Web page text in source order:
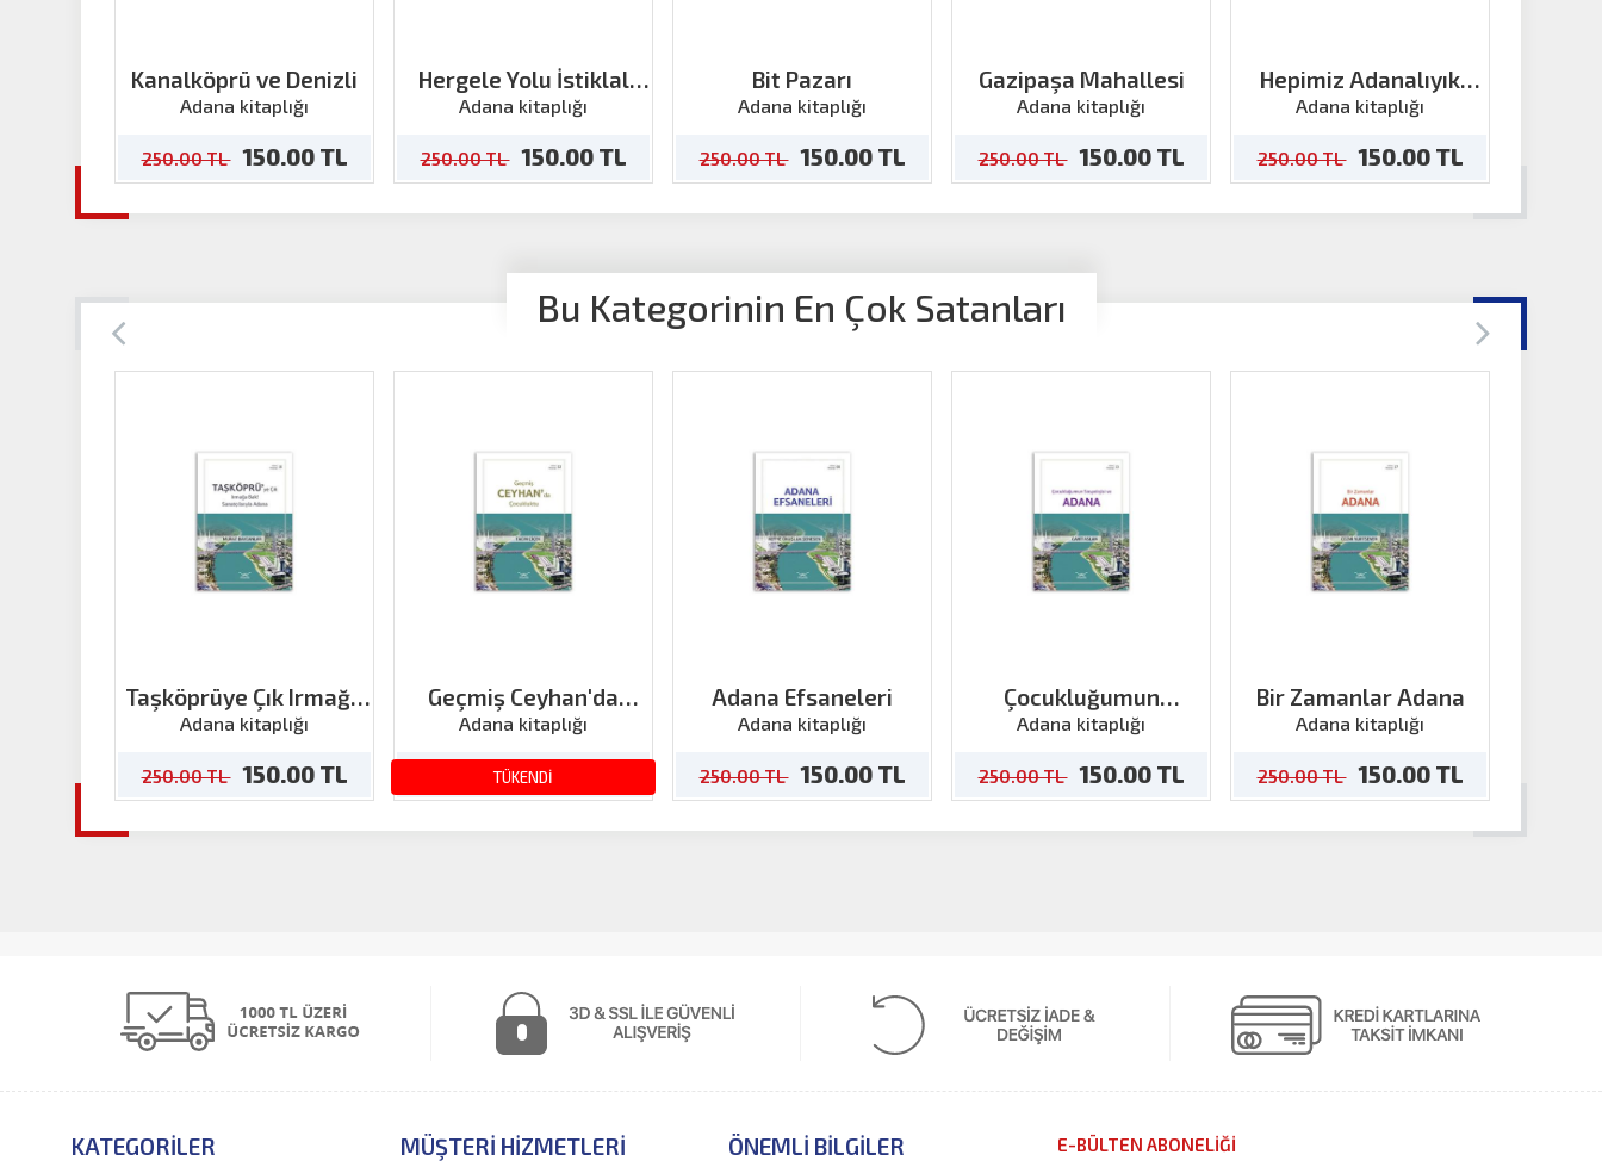
Kanalköprü ve Denizli
Adana kitaplığı
250.00 TL 150.00 TL
Hergele Yolu İstiklal
Mahallesi'nden Tozu
Adana kitaplığı
250.00 TL 150.00 TL
Bit Pazarı
Adana kitaplığı
250.00 TL 150.00 TL
Gazipaşa Mahallesi
Adana kitaplığı
250.00 TL 150.00 TL
Hepimiz Adanalıyık
Taman-Reşatbey
Adana kitaplığı
250.00 TL 150.00 TL
Bu Kategorinin En Çok Satanları
Taşköprüye Çık Irmağa
Bak! Sanatçılarıyla
Adana kitaplığı
250.00 TL 150.00 TL TÜKENDİ
Geçmiş Ceyhan'da
Çocukluktu
Adana kitaplığı
250.00 TL 150.00 TL
Adana Efsaneleri
Adana kitaplığı
250.00 TL 150.00 TL
Çocukluğumun
Sosyolojisi Ve Adana
Adana kitaplığı
250.00 TL 150.00 TL
Bir Zamanlar Adana
Adana kitaplığı
250.00 TL 150.00 TL
KATEGORILER MÜŞTERI HIZMETLERI ÖNEMLI BILGILER E-BÜLTEN ABONELİĞİ